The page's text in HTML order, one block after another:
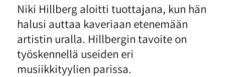
Niki Hillberg aloitti tuottajana, kun hän
halusi auttaa kaveriaan etenemään
artistin uralla. Hillbergin tavoite on
työskennellä useiden eri
musiikkityylien parissa.